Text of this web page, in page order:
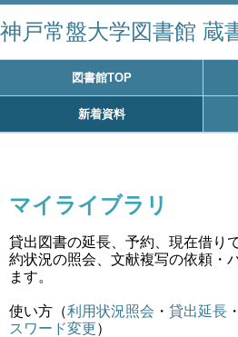
神戸常盤大学図書館 蔵
図書館TOP
新着資料
マイライブラリ
貸出図書の延長、予約、現在借り
約状況の照会、文献複写の依頼・
ます。
使い方（利用状況照会 ・ 貸出延長 ・
スワード変更）